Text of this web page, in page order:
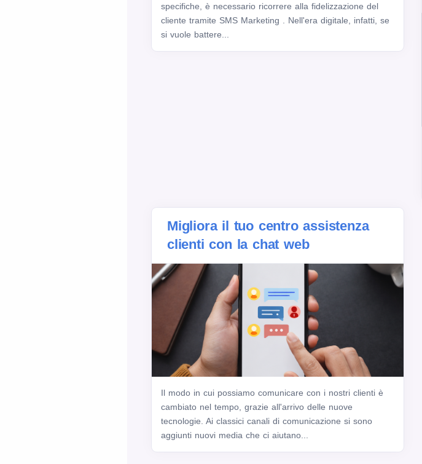
specifiche, è necessario ricorrere alla fidelizzazione del
cliente tramite SMS Marketing . Nell'era digitale, infatti, se
si vuole battere...
Migliora il tuo centro assistenza
clienti con la chat web
Il modo in cui possiamo comunicare con i nostri clienti è
cambiato nel tempo, grazie all'arrivo delle nuove
tecnologie. Ai classici canali di comunicazione si sono
aggiunti nuovi media che ci aiutano...